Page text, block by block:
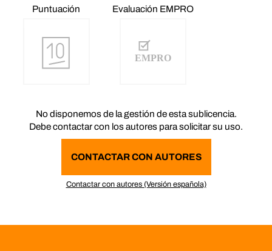
Puntuación Evaluación EMPRO
No disponemos de la gestión de esta sublicencia.
Debe contactar con los autores para solicitar su uso.
CONTACTAR CON AUTORES
Contactar con autores (Versión española)